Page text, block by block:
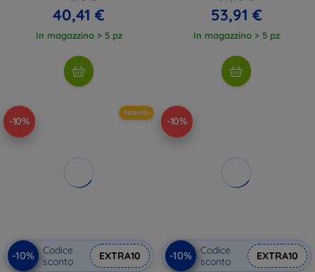
40,41 €
In magazzino > 5 pz
53,91 €
In magazzino > 5 pz
-10%
Novità
-10%
Codice
sconto
EXTRA10
-10%
-10%
Codice
sconto
EXTRA10